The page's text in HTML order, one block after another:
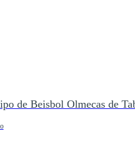
de Beisbol Olmecas de